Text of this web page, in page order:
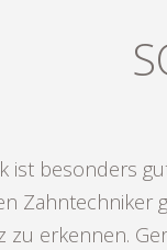
ist besonders
Zahntechniker
zu erkennen.
anzupassen.
nicht
des